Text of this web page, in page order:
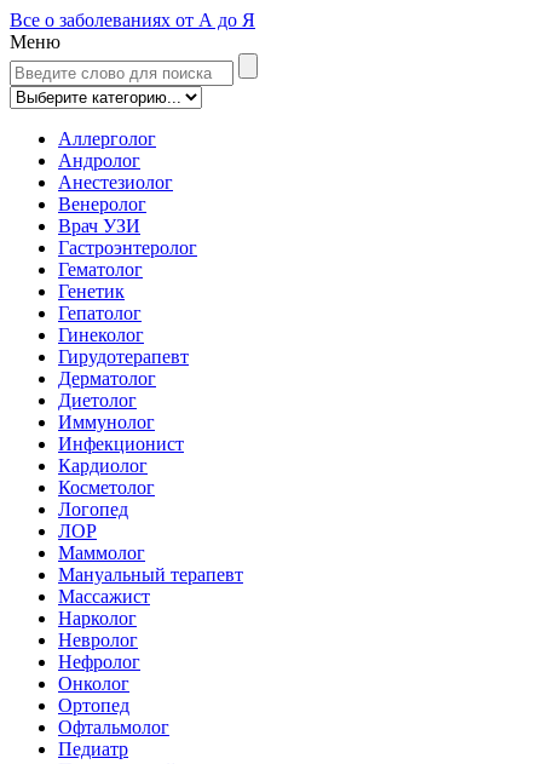
Все о заболеваниях от А до Я
Меню
Аллерголог
Андролог
Анестезиолог
Венеролог
Врач УЗИ
Гастроэнтеролог
Гематолог
Генетик
Гепатолог
Гинеколог
Гирудотерапевт
Дерматолог
Диетолог
Иммунолог
Инфекционист
Кардиолог
Косметолог
Логопед
ЛОР
Маммолог
Мануальный терапевт
Массажист
Нарколог
Невролог
Нефролог
Онколог
Ортопед
Офтальмолог
Педиатр